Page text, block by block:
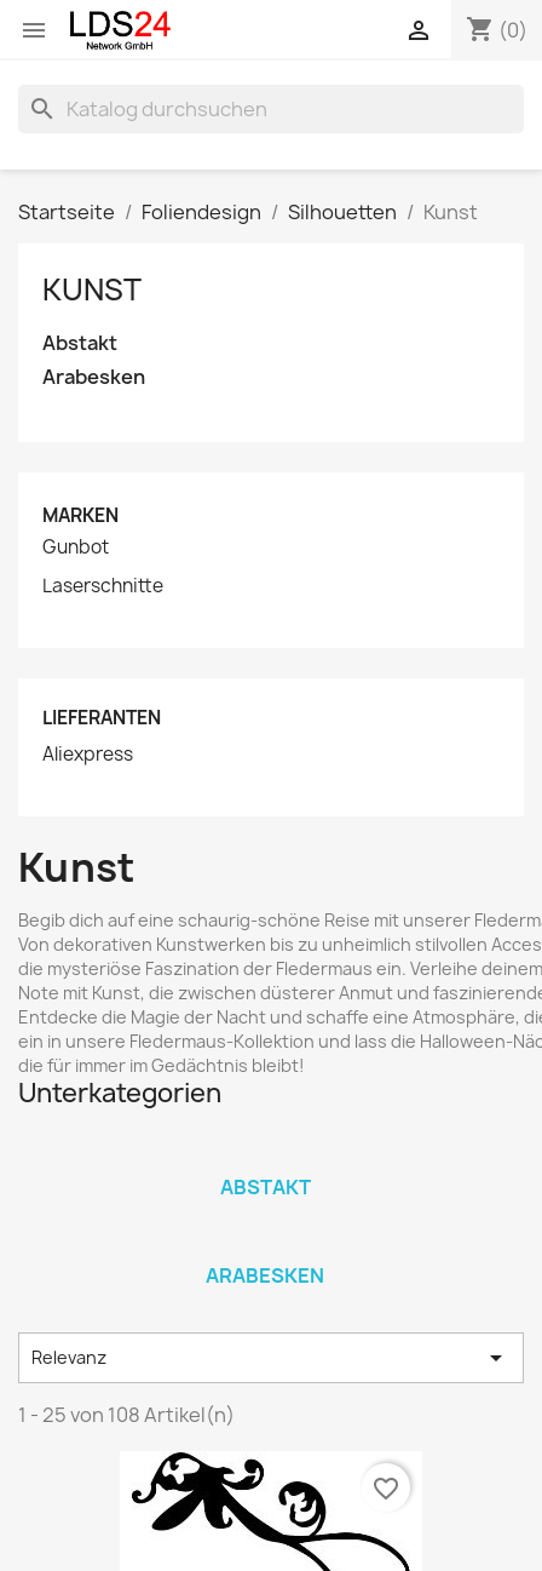
 shopping_cart (0)

search
Startseite Foliendesign Silhouetten Kunst
KUNST
Abstakt
Arabesken
MARKEN
Gunbot
Laserschnitte
LIEFERANTEN
Aliexpress
Kunst
Begib dich auf eine schaurig-schöne Reise mit unserer
Von dekorativen Kunstwerken bis zu unheimlich stilvollen
die mysteriöse Faszination der Fledermaus ein. Verleihe
Note mit Kunst, die zwischen düsterer Anmut und
Entdecke die Magie der Nacht und schaffe eine Atmosphäre,
ein in unsere Fledermaus-Kollektion und lass die Halloween-
die für immer im Gedächtnis bleibt!
Unterkategorien
ABSTAKT
ARABESKEN
Relevanz 
1 - 25 von 108 Artikel(n)
favorite_border